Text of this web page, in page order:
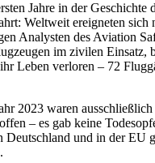
Jahre in der Geschichte
Weltweit ereigneten sich
Analysten des Aviation
im zivilen Einsatz,
Leben verloren – 72
2023 waren ausschließlich
– es gab keine
Deutschland und in der EU